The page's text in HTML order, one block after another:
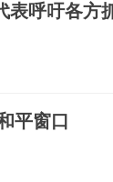
表呼吁各方
平窗口